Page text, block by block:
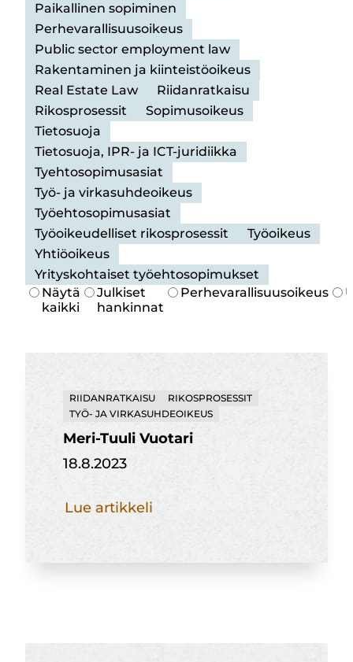
Paikallinen sopiminen
Perhevarallisuusoikeus
Public sector employment law
Rakentaminen ja kiinteistöoikeus
Real Estate Law
Riidanratkaisu
Rikosprosessit
Sopimusoikeus
Tietosuoja
Tietosuoja, IPR- ja ICT-juridiikka
Tyehtosopimusasiat
Työ- ja virkasuhdeoikeus
Työehtosopimusasiat
Työoikeudelliset rikosprosessit
Työoikeus
Yhtiöoikeus
Yrityskohtaiset työehtosopimukset
Näytä
kaikki
Julkiset
hankinnat
Perhevarallisuusoikeus
RIIDANRATKAISU
RIKOSPROSESSIT
TYÖ- JA VIRKASUHDEOIKEUS
Meri-Tuuli Vuotari
18.8.2023
Lue artikkeli
Meri-